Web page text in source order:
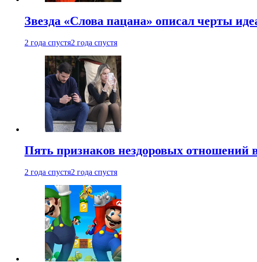
Звезда «Слова пацана» описал черты
2 года спустя2 года спустя
Пять признаков нездоровых отношений
2 года спустя2 года спустя